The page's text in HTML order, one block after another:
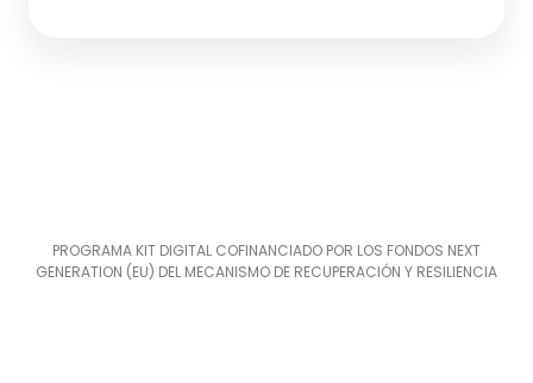
PROGRAMA KIT DIGITAL COFINANCIADO POR LOS FONDOS NEXT
GENERATION (EU) DEL MECANISMO DE RECUPERACIÓN Y RESILIENCIA